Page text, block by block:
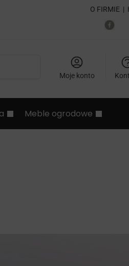
O FIRMIE |
Moje konto
Meble ogrodowe